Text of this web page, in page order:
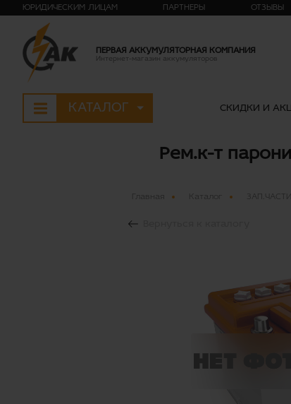
ЮРИДИЧЕСКИМ ЛИЦАМ ПАРТНЕРЫ ОТЗЫВЫ
ПЕРВАЯ АККУМУЛЯТОРНАЯ КОМПАНИЯ
Интернет-магазин аккумуляторов
КАТАЛОГ СКИДКИ И
Рем.к-т
Главная ЗАП.ЧАСТИ